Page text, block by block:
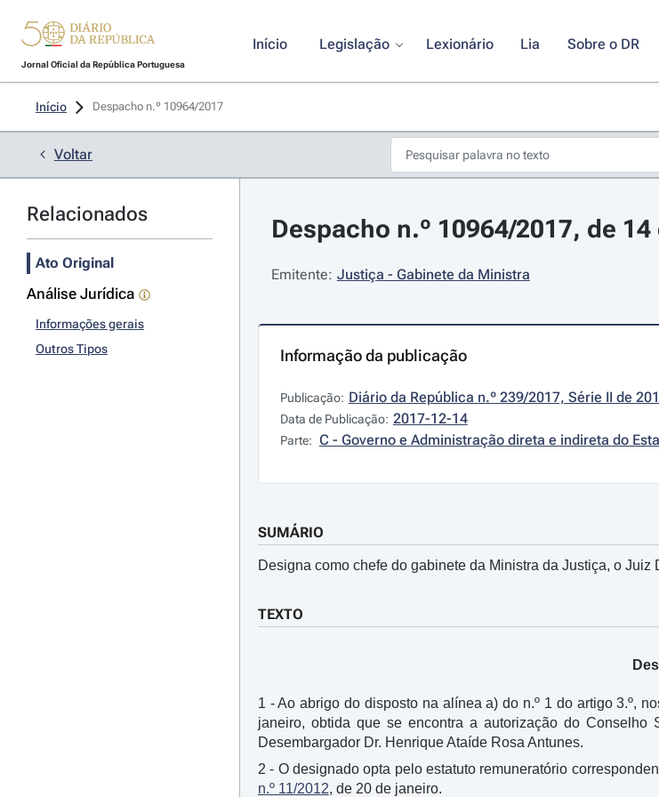
Jornal Oficial da República Portuguesa
Início Legislação Lexionário Lia Sobre o DR
Início Despacho n.º 10964/2017
Voltar
Relacionados
Ato Original
Análise Jurídica
Informações gerais
Outros Tipos
Despacho n.º 10964/2017, de
Emitente: Justiça - Gabinete da Ministra
Informação da publicação
Publicação: Diário da República n.º 239/2017, Série II de
Data de Publicação: 2017-12-14
Parte: C - Governo e Administração direta e indireta do
SUMÁRIO
Designa como chefe do gabinete da Ministra da Justiça, o
TEXTO
1 - Ao abrigo do disposto na alínea a) do n.º 1 do artigo 3.º,
janeiro, obtida que se encontra a autorização do
Desembargador Dr. Henrique Ataíde Rosa Antunes.
2 - O designado opta pelo estatuto remuneratório
n.º 11/2012, de 20 de janeiro.